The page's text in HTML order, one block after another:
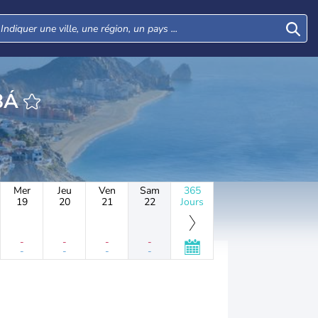
Mer
19
-
-
Jeu
20
-
-
Ven
21
-
-
Sam
22
-
-
365
Jours